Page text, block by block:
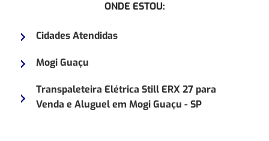
EJC
ONDE ESTOU:
Cidades Atendidas
Mogi Guaçu
Transpaleteira Elétrica Still ERX 27 para
Venda e Aluguel em Mogi Guaçu - SP